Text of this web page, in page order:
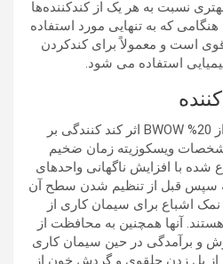
نسبت به هر یک از کندکننده‌ها
به تنهایی ایجاد می‌کند. ZnO هنگامی که به تنهایی مورد استفاده
است و معمولاً برای کندکردن
استفاده می شود.
آب حاوی غلظت نمک بیش از 20% BWOW اثر کند کنندگی بر
ویسکوزیته زمان ضخیم
با افزایش ناگهانی واحدهای
سپس قبل از تنظیم شدن سطح آن
اشباع برای سیمان کاری از
آنها همچنین به محافظت از
و برآمدگی در حین سیمان کاری
پل زدن حلقوی و گردش خون از